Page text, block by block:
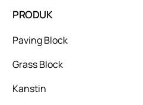
PRODUK
Paving Block
Grass Block
Kanstin